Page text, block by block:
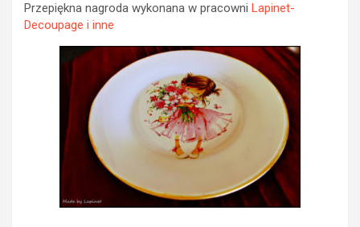
Przepiękna nagroda wykonana w pracowni Lapinet-
Decoupage i inne